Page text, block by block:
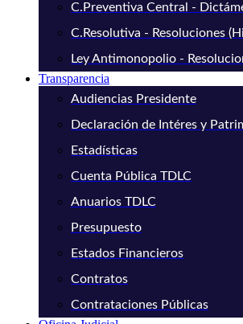
C.Preventiva Central -
C.Resolutiva - Resoluciones
Ley Antimonopolio -
Transparencia
Audiencias Presidente
Declaración de Intéres y
Estadísticas
Cuenta Pública TDLC
Anuarios TDLC
Presupuesto
Estados Financieros
Contratos
Contrataciones Públicas